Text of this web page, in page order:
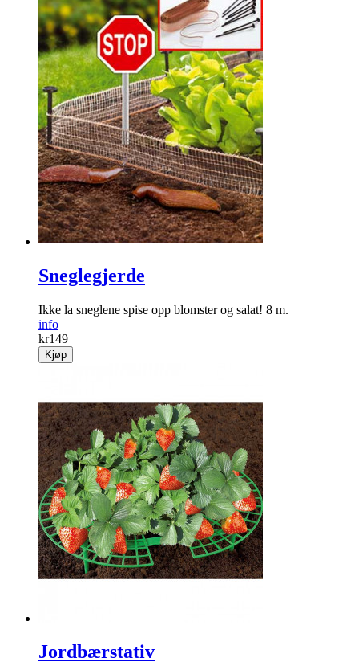
Sneglegjerde
Ikke la sneglene spise opp blomster og salat! 8 m.
info
kr149
Kjøp
Jordbærstativ